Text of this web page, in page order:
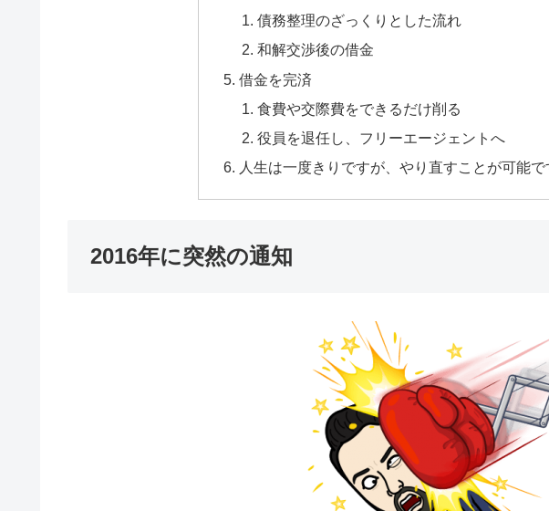
債務整理のざっくりとした流れ
和解交渉後の借金
借金を完済
食費や交際費をできるだけ削る
役員を退任し、フリーエージェントへ
人生は一度きりですが、やり直すことが可能で
2016年に突然の通知